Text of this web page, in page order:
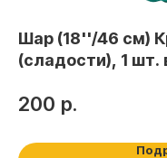
Шар (18''/46 см)
(сладости), 1 шт.
200 р.